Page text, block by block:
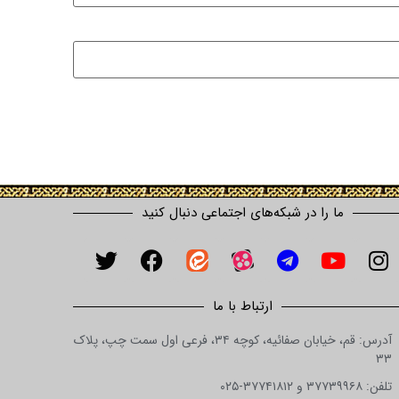
ما را در شبکه‌های اجتماعی دنبال کنید
ارتباط با ما
آدرس: قم، خیابان صفائیه، کوچه ۳۴، فرعی اول سمت چپ، پلاک
۳۳
تلفن: ۳۷۷۳۹۹۶۸ و ۳۷۷۴۱۸۱۲-۰۲۵